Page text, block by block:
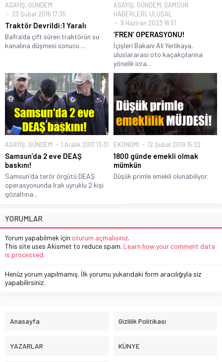
ASAYİŞ, GÜNDEM
23 Şubat 2016 17:35
Traktör Devrildi:1 Yaralı
Bafra’da çift süren traktörün su
kanalına düşmesi sonucu ...
ASAYİŞ, GÜNDEM, SAMSUN
HABERLERİ, ULUSAL
9 Haziran 2023 16:51
‘FREN’ OPERASYONU!
İçişleri Bakanı Ali Yerlikaya,
uluslararası oto kaçakçılarına
yönelik icra...
ASAYİŞ, GÜNDEM 1 Aralık 2017 13:31
Samsun’da 2 eve DEAŞ
baskını!
Samsun'da terör örgütü DEAŞ
operasyonunda Irak uyruklu 2 kişi
gözaltına...
EKONOMİ 12 Şubat 2019 15:22
1800 günde emekli olmak
mümkün
Düşük primle emekli olunabiliyor.
YORUMLAR
Yorum yapabilmek için oturum açmalısınız.
This site uses Akismet to reduce spam. Learn how your comment data
is processed.
Henüz yorum yapılmamış. İlk yorumu yukarıdaki form aracılığıyla siz
yapabilirsiniz.
Anasayfa Gizlilik Politikası
YAZARLAR KÜNYE